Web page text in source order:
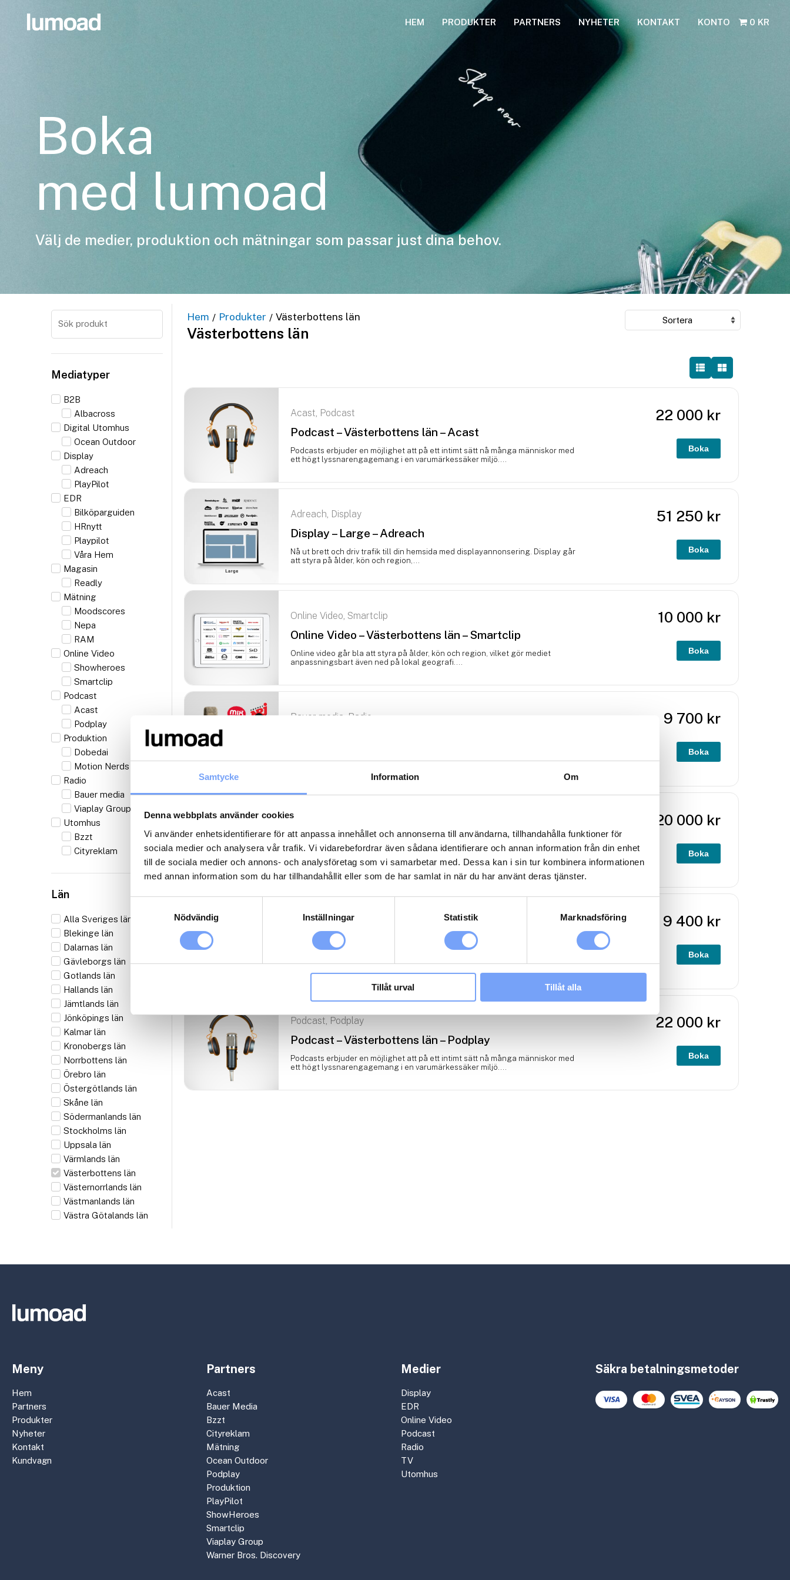
Samtycke Information Om
Denna webbplats använder cookies
Vi använder enhetsidentifierare för att anpassa innehållet och annonserna till användarna, tillhandahålla funktioner för
sociala medier och analysera vår trafik. Vi vidarebefordrar även sådana identifierare och annan information från din enhet
till de sociala medier och annons- och analysföretag som vi samarbetar med. Dessa kan i sin tur kombinera informationen
med annan information som du har tillhandahållit eller som de har samlat in när du har använt deras tjänster.
Nödvändig
Inställningar Statistik Marknadsföring
Tillåt urval Tillåt alla
HEM PRODUKTER PARTNERS NYHETER KONTAKT KONTO 0 KR
Boka
med lumoad
Välj de medier, produktion och mätningar som passar just dina behov.
Mediatyper
B2B
Albacross
Digital Utomhus
Ocean Outdoor
Display
Adreach
PlayPilot
EDR
Bilköparguiden
HRnytt
Playpilot
Våra Hem
Magasin
Readly
Mätning
Moodscores
Nepa
RAM
Online Video
Showheroes
Smartclip
Podcast
Acast
Podplay
Produktion
Dobedai
Motion Nerds
Radio
Bauer media
Viaplay Group
Utomhus
Bzzt
Cityreklam
Län
Alla Sveriges län
Blekinge län
Dalarnas län
Gävleborgs län
Gotlands län
Hallands län
Jämtlands län
Jönköpings län
Kalmar län
Kronobergs län
Norrbottens län
Örebro län
Östergötlands län
Skåne län
Södermanlands län
Stockholms län
Uppsala län
Värmlands län
Västerbottens län
Västernorrlands län
Västmanlands län
Västra Götalands län
Västerbottens län
Hem / Produkter / Västerbottens län
Acast Podcast
Podcast – Västerbottens län – Acast
Podcasts erbjuder en möjlighet att på ett intimt sätt nå många människor med
ett högt lyssnarengagemang i en varumärkessäker miljö....
22 000 kr
Boka
Adreach Display
Display – Large – Adreach
Nå ut brett och driv trafik till din hemsida med displayannonsering. Display går
att styra på ålder, kön och region,...
51 250 kr
Boka
Online Video Smartclip
Online Video – Västerbottens län – Smartclip
Online video går bla att styra på ålder, kön och region, vilket gör mediet
anpassningsbart även ned på lokal geografi....
10 000 kr
Boka
Bauer media Radio
bygger kännedom och driver beteende för ditt varumärke....
9 700 kr
Boka
Adreach
Display – Medium – Adreach
att styra på ålder, kön och region,...
20 000 kr
Boka
Radio,Viaplay Group
Radio – Västerbotten – Viaplay Group
bygger kännedom och driver beteende för ditt varumärke....
9 400 kr
Boka
Podcast Podplay
Podcast – Västerbottens län – Podplay
Podcasts erbjuder en möjlighet att på ett intimt sätt nå många människor med
ett högt lyssnarengagemang i en varumärkessäker miljö....
22 000 kr
Boka
Meny
Hem
Partners
Produkter
Nyheter
Kontakt
Kundvagn
Partners
Acast
Bauer Media
Bzzt
Cityreklam
Mätning
Ocean Outdoor
Podplay
Produktion
PlayPilot
ShowHeroes
Smartclip
Viaplay Group
Warner Bros. Discovery
Medier
Display
EDR
Online Video
Podcast
Radio
TV
Utomhus
Säkra betalningsmetoder